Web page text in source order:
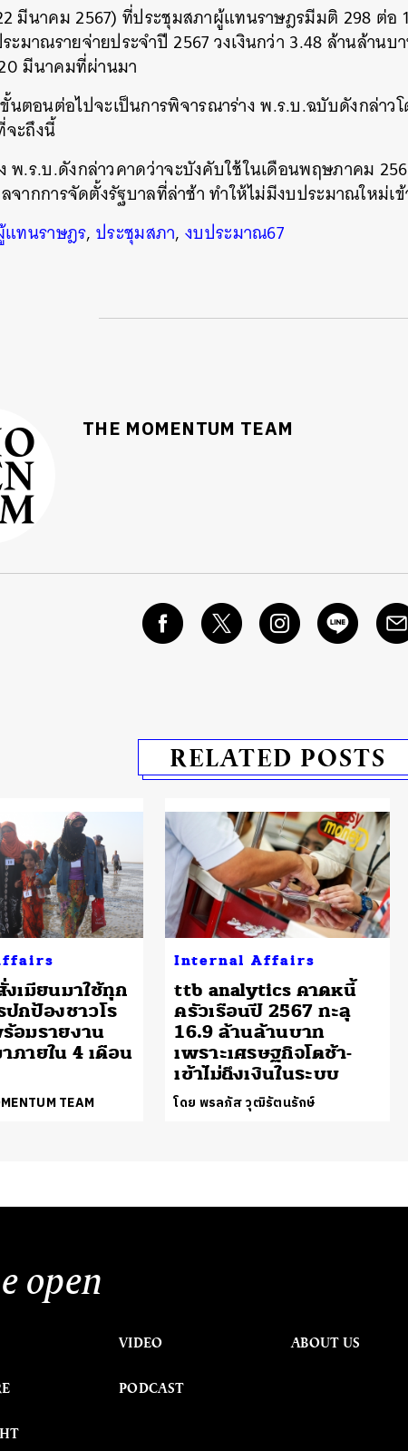
มีนาคม 2567) ที่ประชุมสภาผู้แทนราษฎรมีมติ 298 ต่อ
าณรายจ่ายประจำปี 2567 วงเงินกว่า 3.48 ล้านล้านบ
มีนาคมที่ผ่านมา
นตอนต่อไปจะเป็นการพิจารณาร่าง พ.ร.บ.ฉบับดังกล่า
ะถึงนี้
พ.ร.บ.ดังกล่าวคาดว่าจะบังคับใช้ในเดือนพฤษภาคม
จากการจัดตั้งรัฐบาลที่ล่าช้า ทำให้ไม่มีงบประมาณใหม่เ
ทนราษฎร,ประชุมสภา,งบประมาณ67
THE MOMENTUM TEAM
RELATED POSTS
งเมียนมาใช้ทุก
ปกป้องชาวโร
อมรายงาน
ภายใน 4 เดือน
TEAM
Internal Affairs
ttb analytics คาดหนี้
ครัวเรือนปี 2567 ทะลุ
16.9 ล้านล้านบาท
เพราะเศรษฐกิจโตช้า-
เข้าไม่ถึงเงินในระบบ
โดย พรลภัส วุฒิรัตนรักษ์
open
VIDEO
PODCAST
ABOUT US